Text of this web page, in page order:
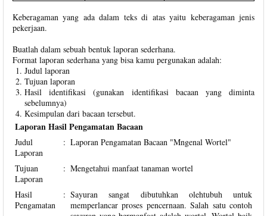
Keberagaman yang ada dalam teks di atas yaitu keberagaman jenis
pekerjaan.
Buatlah dalam sebuah bentuk laporan sederhana.
Format laporan sederhana yang bisa kamu pergunakan adalah:
Judul laporan
Tujuan laporan
Hasil identifikasi (gunakan identifikasi bacaan yang diminta
sebelumnya)
Kesimpulan dari bacaan tersebut.
Laporan Hasil Pengamatan Bacaan
Judul
Laporan
: Laporan Pengamatan Bacaan "Mngenal Wortel"
Tujuan
Laporan
: Mengetahui manfaat tanaman wortel
Hasil
Pengamatan
: Sayuran sangat dibutuhkan olehtubuh untuk
memperlancar proses pencernaan. Salah satu contoh